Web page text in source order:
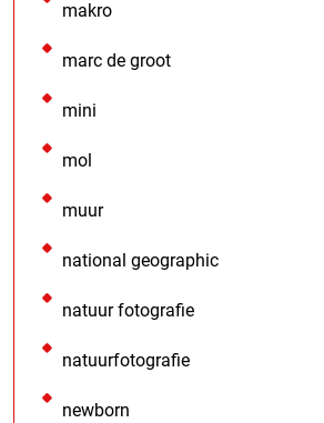
makro
marc de groot
mini
mol
muur
national geographic
natuur fotografie
natuurfotografie
newborn